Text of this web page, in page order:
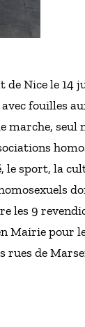
Nice le 14
fouilles
marche, seul
le sport, la
les 9
Mairie pour
de